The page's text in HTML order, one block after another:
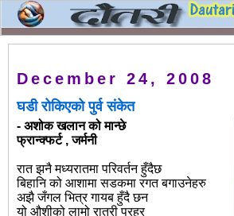
December 24, 2008
घडी रोकिएको पुर्व संकेत
- अशोक खलान को मान्छे
फ्रान्क्फर्ट , जर्मनी
रात झनै मध्यरातमा परिवर्तन हुँदैछ
बिहानि को आशामा सडकमा रगत बगाउनेहरु
अझै जँगल भित्र गायब हुँदै छन
यो औशीको लामो रात्री प्रहर